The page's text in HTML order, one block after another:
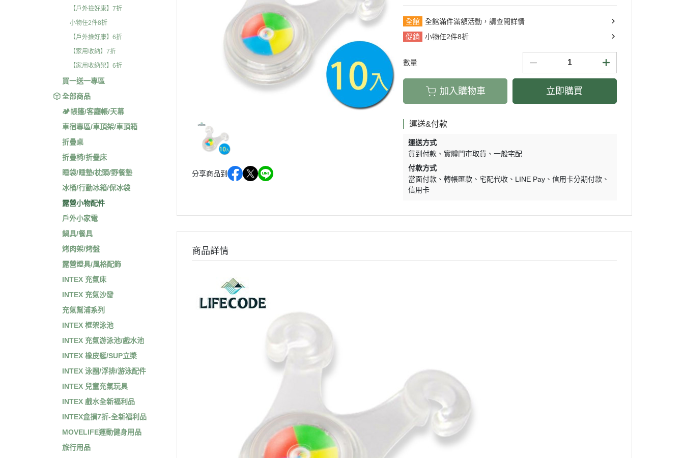
【戶外撿好康】7折
小物任2件8折
【戶外撿好康】6折
【家用收納】7折
【家用收納架】6折
買一送一專區
全部商品
🏕️帳篷/客廳帳/天幕
車宿專區/車頂架/車頂箱
折疊桌
折疊椅/折疊床
睡袋/睡墊/枕頭/野餐墊
冰桶/行動冰箱/保冰袋
露營小物配件
戶外小家電
鍋具/餐具
烤肉架/烤盤
露營燈具/風格配飾
INTEX 充氣床
INTEX 充氣沙發
充氣幫浦系列
INTEX 框架泳池
INTEX 充氣游泳池/戲水池
INTEX 橡皮艇/SUP立槳
INTEX 泳圈/浮排/游泳配件
INTEX 兒童充氣玩具
INTEX 戲水全新褔利品
INTEX盒損7折-全新福利品
MOVELIFE運動健身用品
旅行用品
分享商品到
全館
全館滿件滿額活動，請查閱詳情
促銷
小物任2件8折
數量
加入購物車 立即購買
運送&付款
運送方式
貨到付款
實體門市取貨
一般宅配
付款方式
當面付款
轉帳匯款 宅配代收 LINE Pay
信用卡分期付款
信用卡
商品詳情